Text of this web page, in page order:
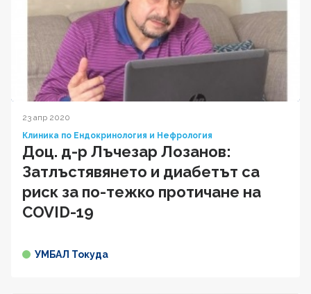
23 апр 2020
Клиника по Ендокринология и Нефрология
Доц. д-р Лъчезар Лозанов:
Затлъстявянето и диабетът са
риск за по-тежко протичане на
COVID-19
УМБАЛ Токуда